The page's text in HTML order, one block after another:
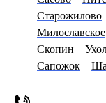
Старожилово
Милославское
Скопин
Сапожок